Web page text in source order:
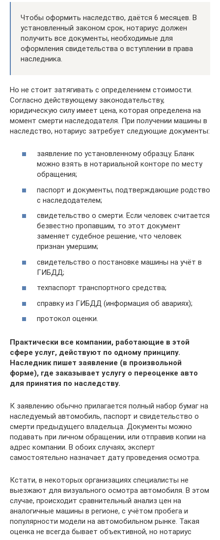
Чтобы оформить наследство, даётся 6 месяцев. В
установленный законом срок, нотариус должен
получить все документы, необходимые для
оформления свидетельства о вступлении в права
наследника.
Но не стоит затягивать с определением стоимости.
Согласно действующему законодательству,
юридическую силу имеет цена, которая определена на
момент смерти наследодателя. При получении машины в
наследство, нотариус затребует следующие документы:
заявление по установленному образцу. Бланк
можно взять в нотариальной конторе по месту
обращения;
паспорт и документы, подтверждающие родство
с наследодателем;
свидетельство о смерти. Если человек считается
безвестно пропавшим, то этот документ
заменяет судебное решение, что человек
признан умершим;
свидетельство о постановке машины на учёт в
ГИБДД;
техпаспорт транспортного средства;
справку из ГИБДД (информация об авариях);
протокол оценки.
Практически все компании, работающие в этой
сфере услуг, действуют по одному принципу.
Наследник пишет заявление (в произвольной
форме), где заказывает услугу о переоценке авто
для принятия по наследству.
К заявлению обычно прилагается полный набор бумаг на
наследуемый автомобиль, паспорт и свидетельство о
смерти предыдущего владельца. Документы можно
подавать при личном обращении, или отправив копии на
адрес компании. В обоих случаях, эксперт
самостоятельно назначает дату проведения осмотра.
Кстати, в некоторых организациях специалисты не
выезжают для визуального осмотра автомобиля. В этом
случае, происходит сравнительный анализ цен на
аналогичные машины в регионе, с учётом пробега и
популярности модели на автомобильном рынке. Такая
оценка не всегда бывает объективной, но нотариус